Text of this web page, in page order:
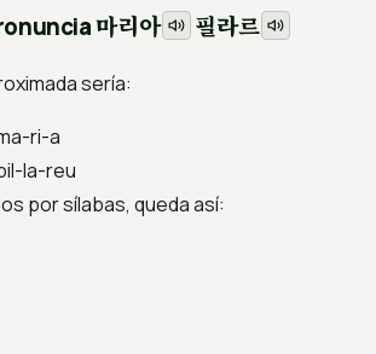
마리아 필라르
sería:
ri-a
la-reu
por sílabas, queda así: